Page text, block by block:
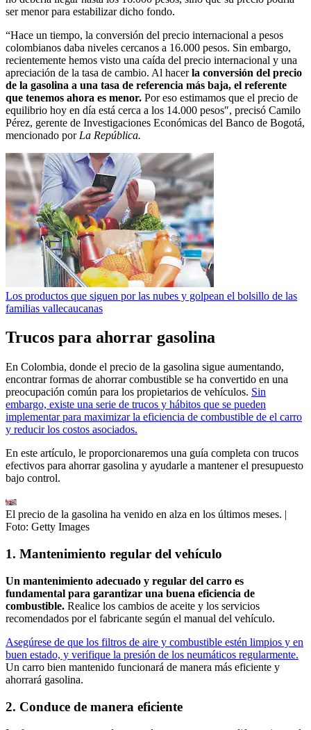
ser menor para estabilizar dicho fondo.
“Hace un tiempo, la conversión del precio internacional a pesos
colombianos daba niveles cercanos a 16.000 pesos. Sin embargo,
recientemente hemos visto una caída del precio internacional y una
apreciación de la tasa de cambio. Al hacerla conversión del precio
de la gasolina a una tasa de referencia más baja, el referente
que tenemos ahora es menor. Por eso estimamos que el precio de
equilibrio hoy en día está cerca a los 14.000 pesos″, precisó Camilo
Pérez, gerente de Investigaciones Económicas del Banco de Bogotá,
mencionado por La República.
Los productos que siguen por las nubes y golpean el bolsillo de las
familias vallecaucanas
Trucos para ahorrar gasolina
En Colombia, donde el precio de la gasolina sigue aumentando,
encontrar formas de ahorrar combustible se ha convertido en una
preocupación común para los propietarios de vehículos. Sin
embargo, existe una serie de trucos y hábitos que se pueden
implementar para maximizar la eficiencia de combustible de el carro
y reducir los costos asociados.
En este artículo, le proporcionaremos una guía completa con trucos
efectivos para ahorrar gasolina y ayudarle a mantener el presupuesto
bajo control.
El precio de la gasolina ha venido en alza en los últimos meses. |
Foto: Getty Images
1. Mantenimiento regular del vehículo
Un mantenimiento adecuado y regular del carro es
fundamental para garantizar una buena eficiencia de
combustible. Realice los cambios de aceite y los servicios
recomendados por el fabricante según el manual del vehículo.
Asegúrese de que los filtros de aire y combustible estén limpios y en
buen estado, y verifique la presión de los neumáticos regularmente.
Un carro bien mantenido funcionará de manera más eficiente y
ahorrará gasolina.
2. Conduce de manera eficiente